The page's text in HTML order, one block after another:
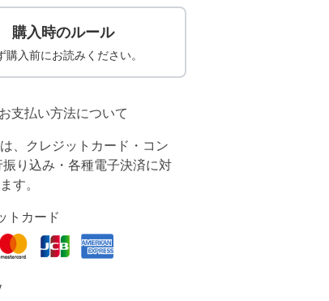
購入時のルール
購入前にお読みください。
お支払い方法について
、クレジットカード・コン
振り込み・各種電子決済に対
す。
トカード